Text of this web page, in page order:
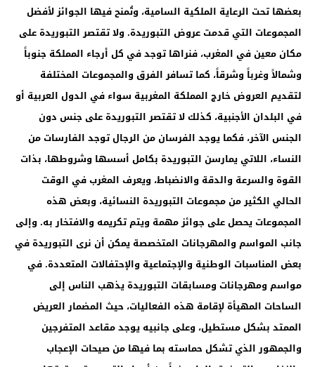
بعضها تحت الرعاية الملكية السامية، وتُمنح فيها الجوائز لأفضل
المجموعات التي قدمت عروض التبوريدة. ولا تقتصر التبوريدة على
مكان معين في المغرب، فنراها توجد في كل أرجاء المملكة جنوباً
وشمالاً وغرباً وشرقاً، كما تسافر الفرق والمجموعات المختلفة
لتقديم العروض خارج المملكة المغربية سواء في الدول العربية أو
في البلدان الأجنبية، كذلك لا تقتصر التبوريدة على جنس دون
الجنس الآخر، فكما يوجد الفرسان من الرجال توجد الفارسات من
النساء، اللاتي يمارسن التبوريدة بكامل أسسها وشروطها، بذات
القوة والسرعة والدقة والانضباط، ويعرف المغرب في الوقت
الحالي الكثير من مجموعات التبوريدة النسائية، وبعض هذه
المجموعات يحصل على جوائز مهمة ويتم تكريمه والافتخار به. وإلى
جانب المواسم والمهرجانات المتخصصة يمكن أن نرى التبوريدة في
بعض المناسبات الوطنية والإجتماعية والإحتفالات المتعددة. في
مواسم ومهرجانات ومسابقات التبوريدة يذهب الناس إلى
الساحات المهيأة لإقامة هذه الفعاليات، حيث المضمار العريض
الممتد بشكل مستطيل، وعلى جانبيه يوجد مقاعد المتفرجين
والجمهور الذي تشكل حماسته بما فيها من صيحات الإعجاب